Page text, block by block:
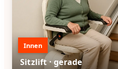
Innen
Sitzlift · gerade